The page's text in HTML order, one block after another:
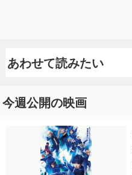
あわせて読みたい
今週公開の映画